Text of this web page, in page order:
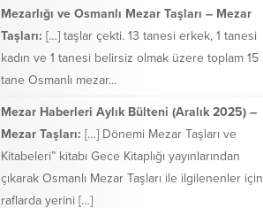
Mezarlığı ve Osmanlı Mezar Taşları – Mezar
Taşları: […] taşlar çekti. 13 tanesi erkek, 1 tanesi
kadın ve 1 tanesi belirsiz olmak üzere toplam 15
tane Osmanlı mezar...
Mezar Haberleri Aylık Bülteni (Aralık 2025) –
Mezar Taşları: […] Dönemi Mezar Taşları ve
Kitabeleri” kitabı Gece Kitaplığı yayınlarından
çıkarak Osmanlı Mezar Taşları ile ilgilenenler için
raflarda yerini […]